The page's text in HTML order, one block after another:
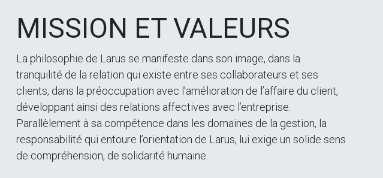
MISSION ET VALEURS
La philosophie de Larus se manifeste dans son image, dans la
tranquilité de la relation qui existe entre ses collaborateurs et ses
clients, dans la préoccupation avec l’amélioration de l’affaire du client,
développant ainsi des relations affectives avec l’entreprise.
Parallèlement à sa compétence dans les domaines de la gestion, la
responsabilité qui entoure l’orientation de Larus, lui exige un solide sens
de compréhension, de solidarité humaine.